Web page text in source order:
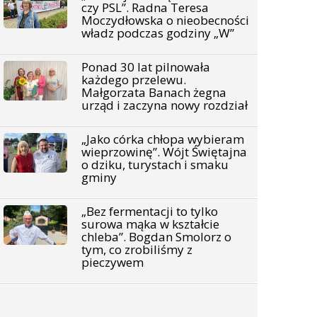
czy PSL”. Radna Teresa
Moczydłowska o nieobecności
władz podczas godziny „W”
Ponad 30 lat pilnowała
każdego przelewu.
Małgorzata Banach żegna
urząd i zaczyna nowy rozdział
„Jako córka chłopa wybieram
wieprzowinę”. Wójt Świętajna
o dziku, turystach i smaku
gminy
„Bez fermentacji to tylko
surowa mąka w kształcie
chleba”. Bogdan Smolorz o
tym, co zrobiliśmy z
pieczywem